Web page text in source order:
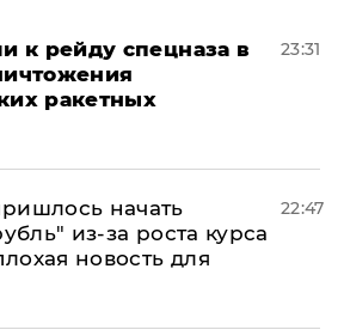
к рейду спецназа в
ракетных
23:31
начать
из-за роста курса
новость для
22:47